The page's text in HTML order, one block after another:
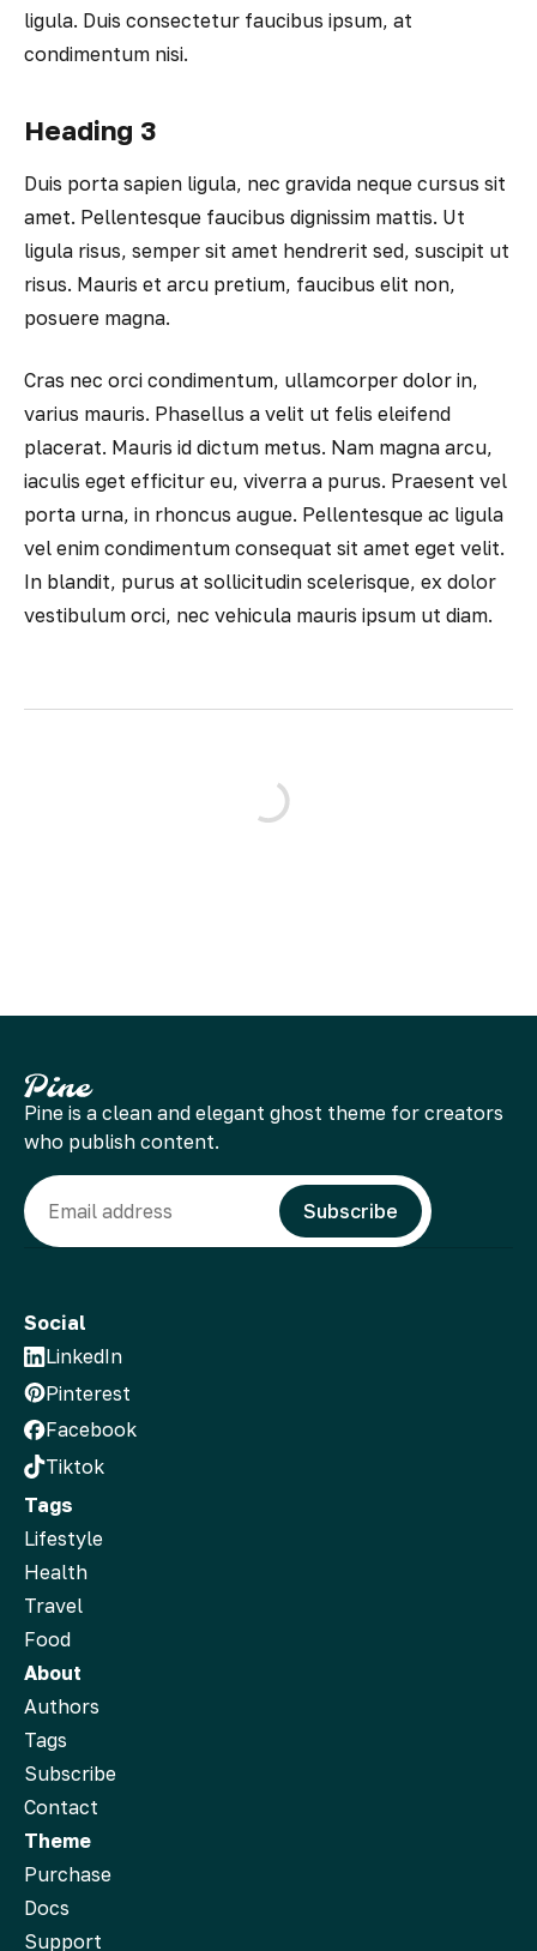
ligula. Duis consectetur faucibus ipsum, at
condimentum nisi.
Heading 3
Duis porta sapien ligula, nec gravida neque cursus sit
amet. Pellentesque faucibus dignissim mattis. Ut
ligula risus, semper sit amet hendrerit sed, suscipit ut
risus. Mauris et arcu pretium, faucibus elit non,
posuere magna.
Cras nec orci condimentum, ullamcorper dolor in,
varius mauris. Phasellus a velit ut felis eleifend
placerat. Mauris id dictum metus. Nam magna arcu,
iaculis eget efficitur eu, viverra a purus. Praesent vel
porta urna, in rhoncus augue. Pellentesque ac ligula
vel enim condimentum consequat sit amet eget velit.
In blandit, purus at sollicitudin scelerisque, ex dolor
vestibulum orci, nec vehicula mauris ipsum ut diam.
Pine is a clean and elegant ghost theme for creators
who publish content.
Email Subscribe
Social
LinkedIn
Pinterest
Facebook
Tiktok
Tags
Lifestyle
Health
Travel
Food
About
Authors
Tags
Subscribe
Contact
Theme
Purchase
Docs
Support